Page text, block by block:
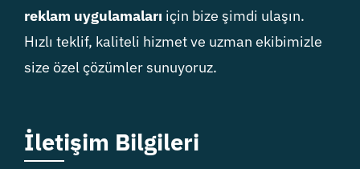
reklam uygulamaları için bize şimdi ulaşın.
Hızlı teklif, kaliteli hizmet ve uzman ekibimizle
size özel çözümler sunuyoruz.
İletişim Bilgileri